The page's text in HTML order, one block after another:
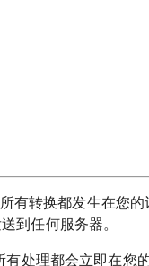
有转换都发生在您的
到任何服务器。
有处理都会立即在您